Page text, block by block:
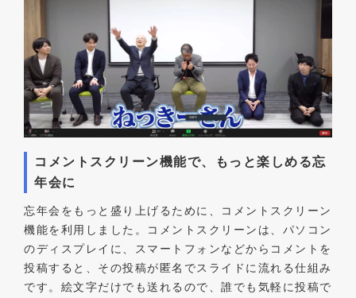
コメントスクリーン機能で、もっと楽しめる忘
年会に
忘年会をもっと盛り上げるために、コメントスクリーン
機能を利用しました。コメントスクリーンは、パソコン
のディスプレイに、スマートフォンなどからコメントを
投稿すると、その投稿が匿名でスライドに流れる仕組み
です。絵文字だけでも送れるので、誰でも気軽に投稿で